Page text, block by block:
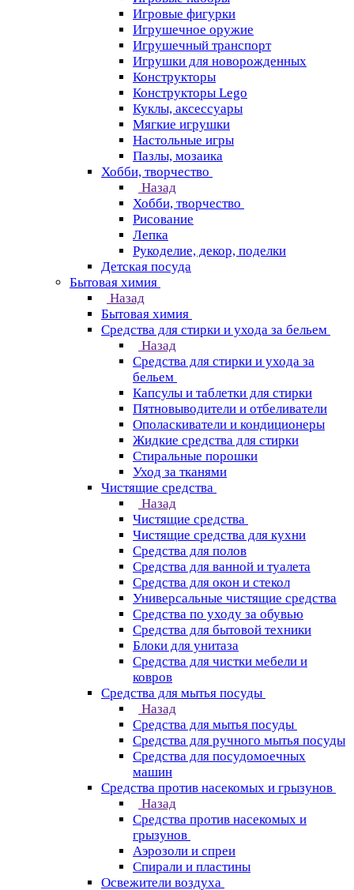
Игровые фигурки
Игрушечное оружие
Игрушечный транспорт
Игрушки для новорожденных
Конструкторы
Конструкторы Lego
Куклы, аксессуары
Мягкие игрушки
Настольные игры
Пазлы, мозаика
Хобби, творчество
Назад
Хобби, творчество
Рисование
Лепка
Рукоделие, декор, поделки
Детская посуда
Бытовая химия
Назад
Бытовая химия
Средства для стирки и ухода за бельем
Назад
Средства для стирки и ухода за
бельем
Капсулы и таблетки для стирки
Пятновыводители и отбеливатели
Ополаскиватели и кондиционеры
Жидкие средства для стирки
Стиральные порошки
Уход за тканями
Чистящие средства
Назад
Чистящие средства
Чистящие средства для кухни
Средства для полов
Средства для ванной и туалета
Средства для окон и стекол
Универсальные чистящие средства
Средства по уходу за обувью
Средства для бытовой техники
Блоки для унитаза
Средства для чистки мебели и
ковров
Средства для мытья посуды
Назад
Средства для мытья посуды
Средства для ручного мытья посуды
Средства для посудомоечных
машин
Средства против насекомых и грызунов
Назад
Средства против насекомых и
грызунов
Аэрозоли и спреи
Спирали и пластины
Освежители воздуха